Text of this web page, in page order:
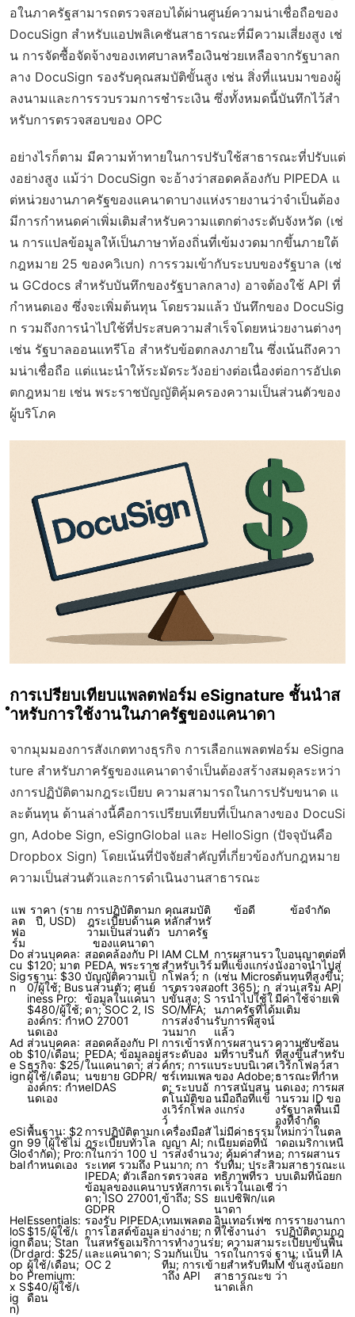
อในภาครัฐสามารถตรวจสอบได้ผ่านศูนย์ความน่าเชื่อถือของ
DocuSign สำหรับแอปพลิเคชันสาธารณะที่มีความเสี่ยงสูง เช่
น การจัดซื้อจัดจ้างของเทศบาลหรือเงินช่วยเหลือจากรัฐบาลก
ลาง DocuSign รองรับคุณสมบัติขั้นสูง เช่น สิ่งที่แนบมาของผู้
ลงนามและการรวบรวมการชำระเงิน ซึ่งทั้งหมดนี้บันทึกไว้สำ
หรับการตรวจสอบของ OPC
อย่างไรก็ตาม มีความท้าทายในการปรับใช้สาธารณะที่ปรับแต่
งอย่างสูง แม้ว่า DocuSign จะอ้างว่าสอดคล้องกับ PIPEDA แ
ต่หน่วยงานภาครัฐของแคนาดาบางแห่งรายงานว่าจำเป็นต้อง
มีการกำหนดค่าเพิ่มเติมสำหรับความแตกต่างระดับจังหวัด (เช่
น การแปลข้อมูลให้เป็นภาษาท้องถิ่นที่เข้มงวดมากขึ้นภายใต้
กฎหมาย 25 ของควิเบก) การรวมเข้ากับระบบของรัฐบาล (เช่
น GCdocs สำหรับบันทึกของรัฐบาลกลาง) อาจต้องใช้ API ที่
กำหนดเอง ซึ่งจะเพิ่มต้นทุน โดยรวมแล้ว บันทึกของ DocuSig
n รวมถึงการนำไปใช้ที่ประสบความสำเร็จโดยหน่วยงานต่างๆ
เช่น รัฐบาลออนแทรีโอ สำหรับข้อตกลงภายใน ซึ่งเน้นถึงควา
มน่าเชื่อถือ แต่แนะนำให้ระมัดระวังอย่างต่อเนื่องต่อการอัปเด
ตกฎหมาย เช่น พระราชบัญญัติคุ้มครองความเป็นส่วนตัวของ
ผู้บริโภค
การเปรียบเทียบแพลตฟอร์ม eSignature ชั้นนำส
ำหรับการใช้งานในภาครัฐของแคนาดา
จากมุมมองการสังเกตทางธุรกิจ การเลือกแพลตฟอร์ม eSigna
ture สำหรับภาครัฐของแคนาดาจำเป็นต้องสร้างสมดุลระหว่า
งการปฏิบัติตามกฎระเบียบ ความสามารถในการปรับขนาด แ
ละต้นทุน ด้านล่างนี้คือการเปรียบเทียบที่เป็นกลางของ DocuSi
gn, Adobe Sign, eSignGlobal และ HelloSign (ปัจจุบันคือ
Dropbox Sign) โดยเน้นที่ปัจจัยสำคัญที่เกี่ยวข้องกับกฎหมาย
ความเป็นส่วนตัวและการดำเนินงานสาธารณะ
แพ
ลต
ฟอ
ร์ม
ราคา (ราย
ปี, USD)
การปฏิบัติตามก
ฎระเบียบด้านค
วามเป็นส่วนตัว
ของแคนาดา
คุณสมบัติ
หลักสำหรั
บภาครัฐ
ข้อดี ข้อจำกัด
Do
cu
Sig
n
ส่วนบุคคล:
$120; มาต
รฐาน: $30
0/ผู้ใช้; Bus
iness Pro:
$480/ผู้ใช้;
องค์กร: กำห
นดเอง
สอดคล้องกับ PI
PEDA, พระราช
บัญญัติความเป็
นส่วนตัว; ศูนย์
ข้อมูลในแคนา
ดา; SOC 2, IS
O 27001
IAM CLM
สำหรับเวิร์
กโฟลว์; ก
ารตรวจสอ
บขั้นสูง; S
SO/MFA;
การส่งจำน
วนมาก
การผสานรว
มที่แข็งแกร่ง
(เช่น Micros
oft 365); ก
ารนำไปใช้ใ
นภาครัฐที่ได้
รับการพิสูจน์
แล้ว
ใบอนุญาตต่อที่
นั่งอาจนำไปสู่
ต้นทุนที่สูงขึ้น;
ส่วนเสริม API
มีค่าใช้จ่ายเพิ่
มเติม
Ad
ob
e S
ign
ส่วนบุคคล:
$10/เดือน;
ธุรกิจ: $25/
ผู้ใช้/เดือน;
องค์กร: กำห
นดเอง
สอดคล้องกับ PI
PEDA; ข้อมูลอยู่
ในแคนาดา; ส่ว
นขยาย GDPR/
eIDAS
การเข้ารหั
สระดับอง
ค์กร; การแ
ชร์เทมเพล
ต; ระบบอั
ตโนมัติขอ
งเวิร์กโฟล
ว์
การผสานรว
มที่ราบรื่นกั
บระบบนิเวศ
ของ Adobe;
การสนับสนุ
นมือถือที่แข็
งแกร่ง
ความซับซ้อน
ที่สูงขึ้นสำหรับ
เวิร์กโฟลว์สา
ธารณะที่กำห
นดเอง; การผส
านรวม ID ขอ
งรัฐบาลพื้นเมื
องที่จำกัด
eSi
gn
Glo
bal
พื้นฐาน: $2
99 (ผู้ใช้ไม่
จำกัด); Pro:
กำหนดเอง
การปฏิบัติตามก
ฎระเบียบทั่วโล
กในกว่า 100 ป
ระเทศ รวมถึง P
IPEDA; ตัวเลือก
ข้อมูลของแคนา
ดา; ISO 27001,
GDPR
เครื่องมือสั
ญญา AI; ก
ารส่งจำนว
นมาก; กา
รตรวจสอ
บรหัสการเ
ข้าถึง; SS
O
ไม่มีค่าธรรม
เนียมต่อที่นั่
ง; คุ้มค่าสำห
รับทีม; ประสิ
ทธิภาพที่รว
ดเร็วในเอเชี
ยแปซิฟิก/แค
นาดา
ใหม่กว่าในตล
าดอเมริกาเหนื
อ; การผสานร
วมสาธารณะแ
บบเดิมที่น้อยก
ว่า
Hel
loS
ign
(Dr
op
bo
x S
ig
n)
Essentials:
$15/ผู้ใช้/เ
ดือน; Stan
dard: $25/
ผู้ใช้/เดือน;
Premium:
$40/ผู้ใช้/เ
ดือน
รองรับ PIPEDA;
การโฮสต์ข้อมูล
ในสหรัฐอเมริกา
และแคนาดา; S
OC 2
เทมเพลตอ
ย่างง่าย; ก
ารทำงานร่
วมกันเป็น
ทีม; การเข้
าถึง API
อินเทอร์เฟซ
ที่ใช้งานง่า
ย; ความสาม
ารถในการจ่
ายสำหรับทีม
สาธารณะข
นาดเล็ก
การรายงานกา
รปฏิบัติตามกฎ
ระเบียบขั้นพื้น
ฐาน; เน้นที่ IA
M ขั้นสูงน้อยก
ว่า